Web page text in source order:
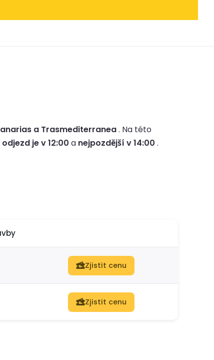
a Trasmediterranea. Na této
je v 12:00 a nejpozdější v 14:00 .
Zjistit cenu
Zjistit cenu